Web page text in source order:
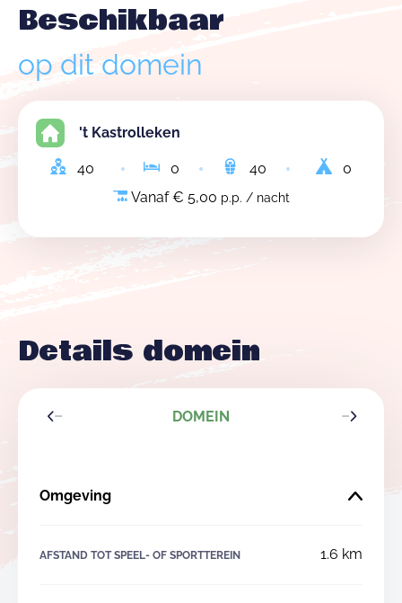
Beschikbaar
op dit domein
't Kastrolleken
40 0 40
0
Vanaf € 5,00 p.p. / nacht
Details domein
DOMEIN
Omgeving
AFSTAND TOT SPEEL- OF SPORTTEREIN 1.6 km